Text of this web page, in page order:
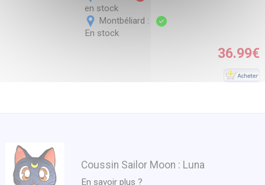
en stock
Montbéliard :
En stock
36.99€
Coussin Sailor Moon : Luna
En savoir plus ?